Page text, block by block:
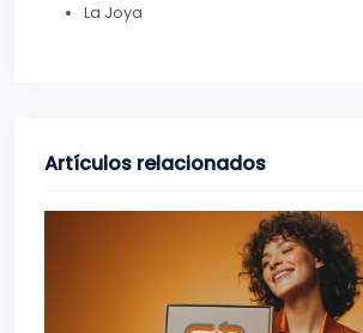
La Joya
Artículos relacionados